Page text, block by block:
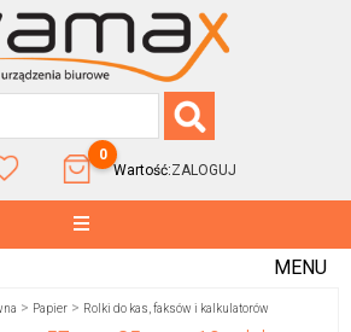
0
Wartość:ZALOGUJ
MENU
> Papier > Rolki do kas, faksów i kalkulatorów